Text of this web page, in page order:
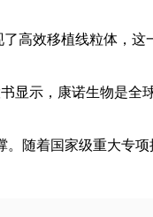
高效移植线粒体，这
显示，康诺生物是全
随着国家级重大专项